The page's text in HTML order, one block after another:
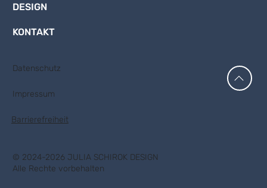
DESIGN
KONTAKT
Barrierefreiheit
Datenschutz
Impressum
© 2024-2026 JULIA SCHIROK DESIGN
Alle Rechte vorbehalten